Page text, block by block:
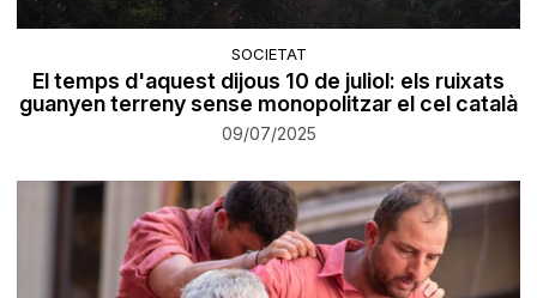
SOCIETAT
El temps d'aquest dijous 10 de juliol: els ruixats
guanyen terreny sense monopolitzar el cel català
09/07/2025